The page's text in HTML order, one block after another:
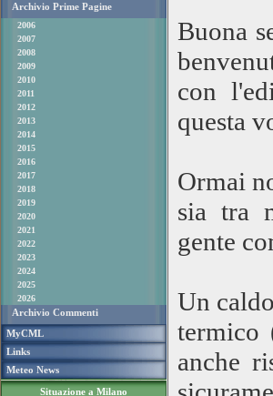
Archivio Prime Pagine
2006
2007
2008
2009
2010
2011
2012
2013
2014
2015
2016
2017
2018
2019
2020
2021
2022
2023
2024
2025
2026
Archivio Commenti
MyCML
Links
Meteo News
Situazione a Milano
Buona
con
questa
Ormai
sia tra
gente
Un
termico
anche